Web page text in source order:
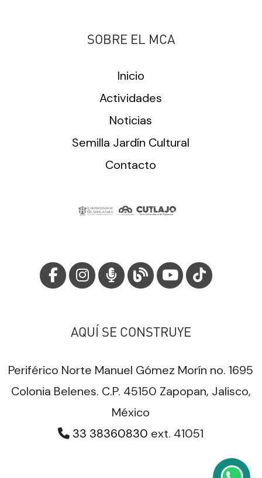
SOBRE EL MCA
Inicio
Actividades
Noticias
Semilla Jardín Cultural
Contacto
AQUÍ SE CONSTRUYE
Periférico Norte Manuel Gómez Morín no. 1695
Colonia Belenes. C.P. 45150 Zapopan, Jalisco,
México
33 38360830 ext. 41051